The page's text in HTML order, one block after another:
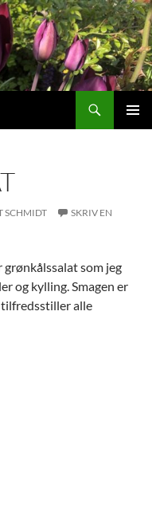
SCHMIDT
SKRIV EN
som jeg
og kylling. Smagen er
alle